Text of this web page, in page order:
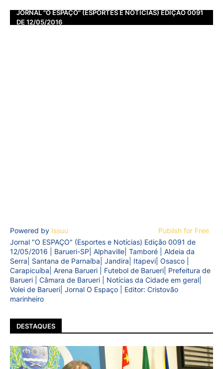
JORNAL "O ESPAÇO" (ESPORTES E NOTÍCIAS) EDIÇÃO 0091
DE 12/05/2016
Powered by Issuu
Publish for Free
Jornal "O ESPAÇO" (Esportes e Notícias) Edição 0091 de
12/05/2016 | Barueri-SP| Alphaville| Tamboré | Aldeia da
Serra| Santana de Parnaíba| Jandira| Itapevi| Osasco |
Carapicuíba| Arena Barueri | Futebol de Barueri| Prefeitura de
Barueri | Câmara de Barueri | Notícias da Cidade em geral|
Volei de Barueri| Jornal O Espaço | Editor: Cristovão
marinheiro
DESTAQUES